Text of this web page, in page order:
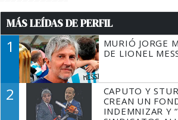
MÁS LEÍDAS DE PERFIL
1
MURIÓ JORGE
DE LIONEL
2
CAPUTO Y
CREAN UN
INDEMNIZAR Y